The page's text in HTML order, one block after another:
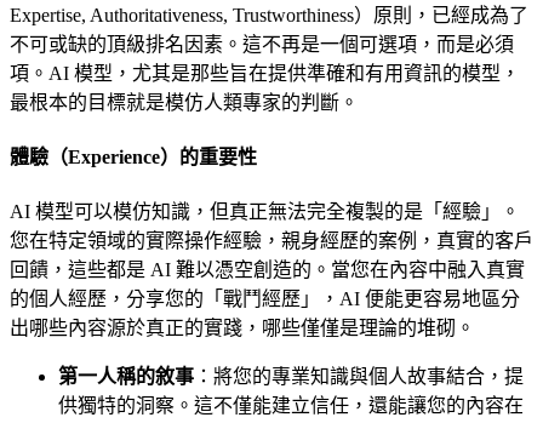
Expertise, Authoritativeness, Trustworthiness）原則，已經成為了
不可或缺的頂級排名因素。這不再是一個可選項，而是必須
項。AI 模型，尤其是那些旨在提供準確和有用資訊的模型，
最根本的目標就是模仿人類專家的判斷。
體驗（Experience）的重要性
AI 模型可以模仿知識，但真正無法完全複製的是「經驗」。
您在特定領域的實際操作經驗，親身經歷的案例，真實的客戶
回饋，這些都是 AI 難以憑空創造的。當您在內容中融入真實
的個人經歷，分享您的「戰鬥經歷」，AI 便能更容易地區分
出哪些內容源於真正的實踐，哪些僅僅是理論的堆砌。
第一人稱的敘事 ：將您的專業知識與個人故事結合，提
供獨特的洞察。這不僅能建立信任，還能讓您的內容在